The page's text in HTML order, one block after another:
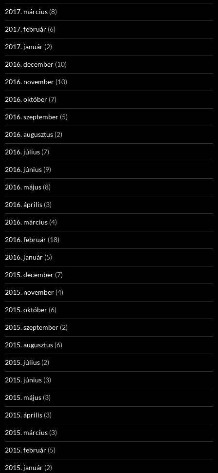
2017. március (8)
2017. február (6)
2017. január (2)
2016. december (10)
2016. november (10)
2016. október (7)
2016. szeptember (5)
2016. augusztus (2)
2016. július (7)
2016. június (9)
2016. május (8)
2016. április (3)
2016. március (4)
2016. február (18)
2016. január (5)
2015. december (7)
2015. november (4)
2015. október (6)
2015. szeptember (2)
2015. augusztus (6)
2015. július (2)
2015. június (3)
2015. május (3)
2015. április (3)
2015. március (3)
2015. február (5)
2015. január (2)